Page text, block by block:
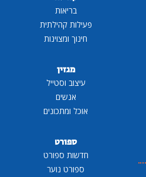
בריאות
פעילות קהילתית
חינוך ומצוינות
מגזין
עיצוב וסטייל
אנשים
אוכל ומתכונים
ספורט
חדשות ספורט
ספורט נוער